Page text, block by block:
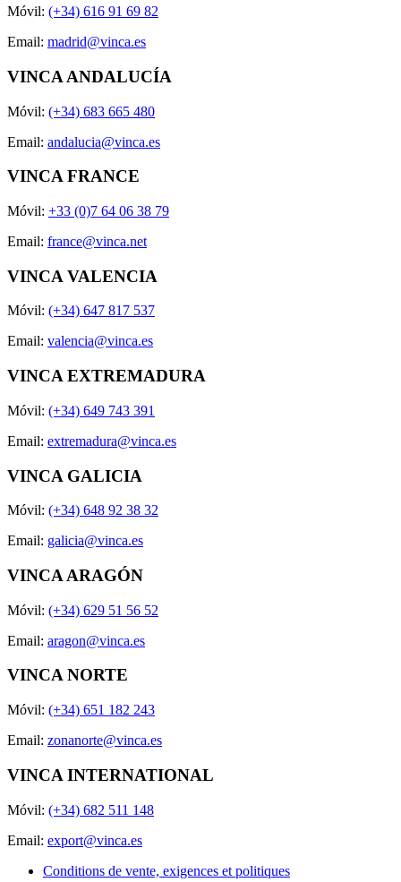
Móvil: (+34) 616 91 69 82
Email: madrid@vinca.es
VINCA ANDALUCÍA
Móvil: (+34) 683 665 480
Email: andalucia@vinca.es
VINCA FRANCE
Móvil: +33 (0)7 64 06 38 79
Email: france@vinca.net
VINCA VALENCIA
Móvil: (+34) 647 817 537
Email: valencia@vinca.es
VINCA EXTREMADURA
Móvil: (+34) 649 743 391
Email: extremadura@vinca.es
VINCA GALICIA
Móvil: (+34) 648 92 38 32
Email: galicia@vinca.es
VINCA ARAGÓN
Móvil: (+34) 629 51 56 52
Email: aragon@vinca.es
VINCA NORTE
Móvil: (+34) 651 182 243
Email: zonanorte@vinca.es
VINCA INTERNATIONAL
Móvil: (+34) 682 511 148
Email: export@vinca.es
Conditions de vente, exigences et politiques